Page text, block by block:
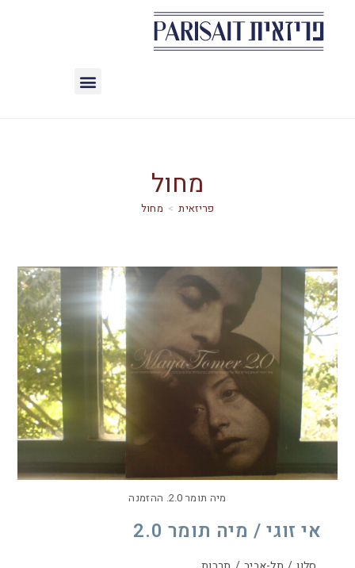
מחול
> מחול
מיה תומר 2.0. ההזמנה
אי זוגי / מיה תומר 2.0